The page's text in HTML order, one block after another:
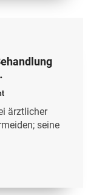
ärztlicher
seine